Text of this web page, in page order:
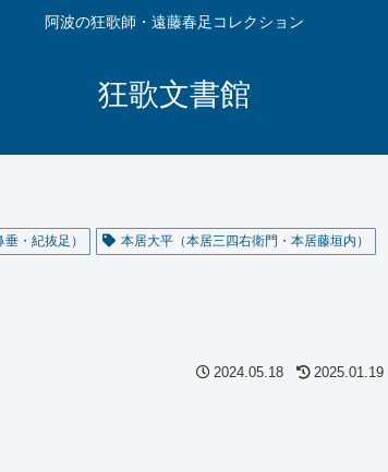
阿波の狂歌師・遠藤春足コレクション
狂歌文書館
・紀抜足） 本居大平（本居三四右衛門・本居藤垣内）
2024.05.18 2025.01.19